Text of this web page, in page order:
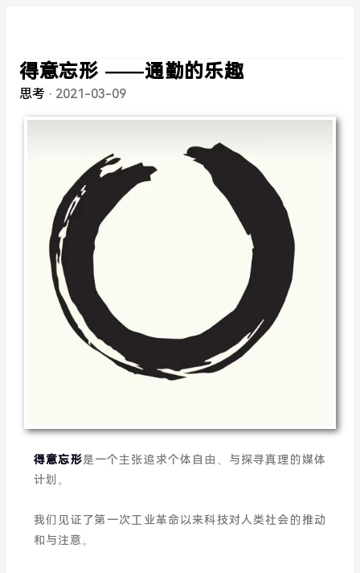
得意忘形 ——通勤的乐趣
思考 · 2021-03-09
得意忘形是一个主张追求个体自由、与探寻真理的媒体
计划。
我们见证了第一次工业革命以来科技对人类社会的推动
和与注意。